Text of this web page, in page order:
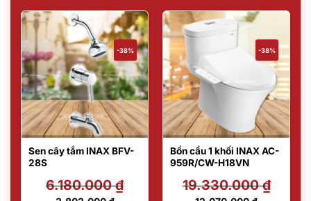
22.990.000 ₫.
là:
12.380.000 ₫.
50.140.000 ₫.
30.294.000 ₫.
-38%
Sen cây tắm INAX BFV-
28S
6.180.000₫
-38%
Bồn cầu 1 khối INAX AC-
959R/CW-H18VN
19.330.000₫